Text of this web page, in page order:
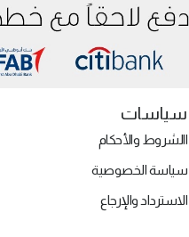
سياسات
االشروط والأحكام
سياسة الخصوصية
الاسترداد والإرجاع